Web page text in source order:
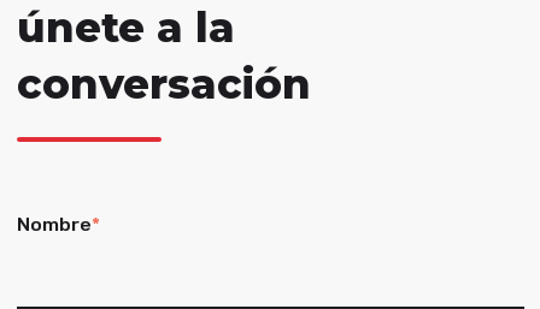
únete a la
conversación
Nombre*